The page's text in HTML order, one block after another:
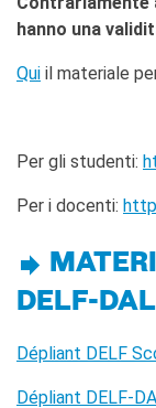
hanno una
Qui il materiale
Per gli studenti:
Per i docenti:
DELF-
Dépliant DELF
Dépliant DELF-